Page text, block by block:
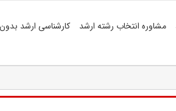
مشاوره انتخاب رشته ارشد کارشناسی ارشد